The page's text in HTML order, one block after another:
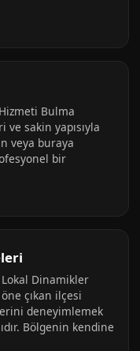
Bulma
sakin yapısıyla
veya buraya
bir
Lokal Dinamikler
çıkan ilçesi
deneyimlemek
Bölgenin kendine